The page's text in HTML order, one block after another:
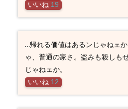
いいね 19
…帰れる価値はあるンじゃねェ
ゃ、普通の家さ。盗みも殺しも
じゃねェか。
いいね 12